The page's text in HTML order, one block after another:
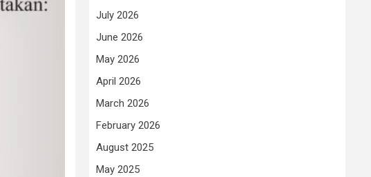
July 2026
June 2026
May 2026
April 2026
March 2026
February 2026
August 2025
May 2025